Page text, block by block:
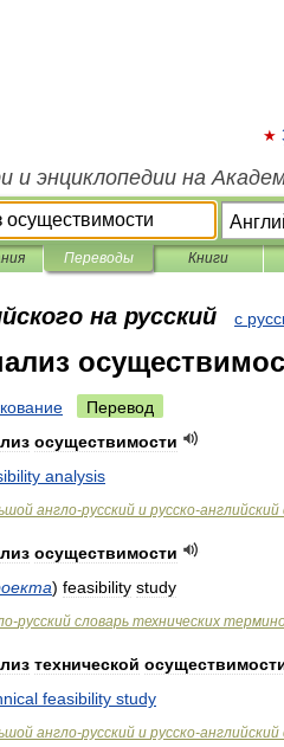
и энциклопедии на
Переводы Книги
на русский с
Перевод
осуществимости
analysis
англо-русский и русско-английский
осуществимости
) feasibility study
-русский словарь технических
технической
feasibility study
англо-русский и русско-английский